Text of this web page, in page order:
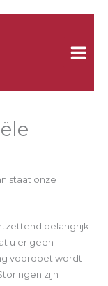
staat onze
belangrijk
u er geen
voordoet wordt
zijn